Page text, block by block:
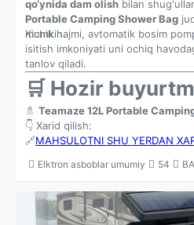
qo‘ynida dam olish bilan
Portable Camping Shower Bag
mumkin.
Kichik hajmi, avtomatik bosim
isitish imkoniyati uni ochiq
tanlov qiladi.
🛒 Hozir
🚿 Teamaze 12L Portable
👇 Xarid qilish:
🔗MAHSULOTNI SHU YERDAN
Elktron asboblar umumiy 54